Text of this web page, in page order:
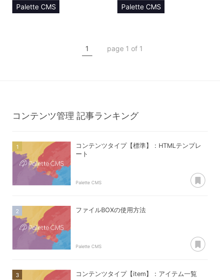
Palette CMS
コンテンツタイプ【entry】
Palette CMS
1 page 1 of 1
コンテンツ管理 記事ランキング
コンテンツタイプ【標準】：HTMLテンプレ
ート
Palette CMS
ファイルBOXの使用方法
Palette CMS
コンテンツタイプ【item】：アイテム一覧